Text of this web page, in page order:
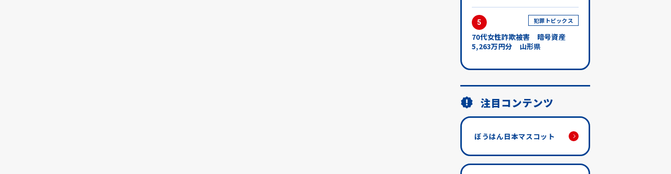
5 犯罪トピックス
70代女性詐欺被害 暗号資産
5,263万円分 山形県
注目コンテンツ
ぼうはん日本マスコット